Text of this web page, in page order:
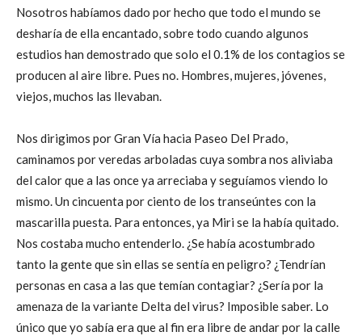
Nosotros habíamos dado por hecho que todo el mundo se
desharía de ella encantado, sobre todo cuando algunos
estudios han demostrado que solo el 0.1% de los contagios se
producen al aire libre. Pues no. Hombres, mujeres, jóvenes,
viejos, muchos las llevaban.
Nos dirigimos por Gran Vía hacia Paseo Del Prado,
caminamos por veredas arboladas cuya sombra nos aliviaba
del calor que a las once ya arreciaba y seguíamos viendo lo
mismo. Un cincuenta por ciento de los transeúntes con la
mascarilla puesta. Para entonces, ya Miri se la había quitado.
Nos costaba mucho entenderlo. ¿Se había acostumbrado
tanto la gente que sin ellas se sentía en peligro? ¿Tendrían
personas en casa a las que temían contagiar? ¿Sería por la
amenaza de la variante Delta del virus? Imposible saber. Lo
único que yo sabía era que al fin era libre de andar por la calle